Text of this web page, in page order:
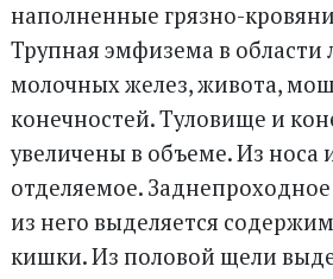
наполненные грязно-
Трупная эмфизема в области
молочных желез, живота,
конечностей. Туловище и
увеличены в объеме. Из носа
отделяемое. Заднепроходное
из него выделяется
кишки. Из половой щели